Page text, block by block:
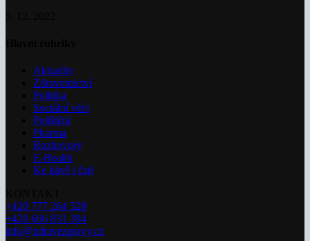
Aktuality
Zdravotnictví
Politika
Sociální věci
Pojištění
Pharma
Rozhovory
E-Health
Ke kávě i čaji
+420 777 264 528
+420 606 831 394
info@zdravezpravy.cz